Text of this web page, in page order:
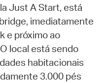
Just A Start, está
imediatamente
e próximo ao
local está sendo
habitacionais
3.000 pés